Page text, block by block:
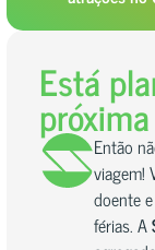
Está
Então
viagem!
doente
férias. A